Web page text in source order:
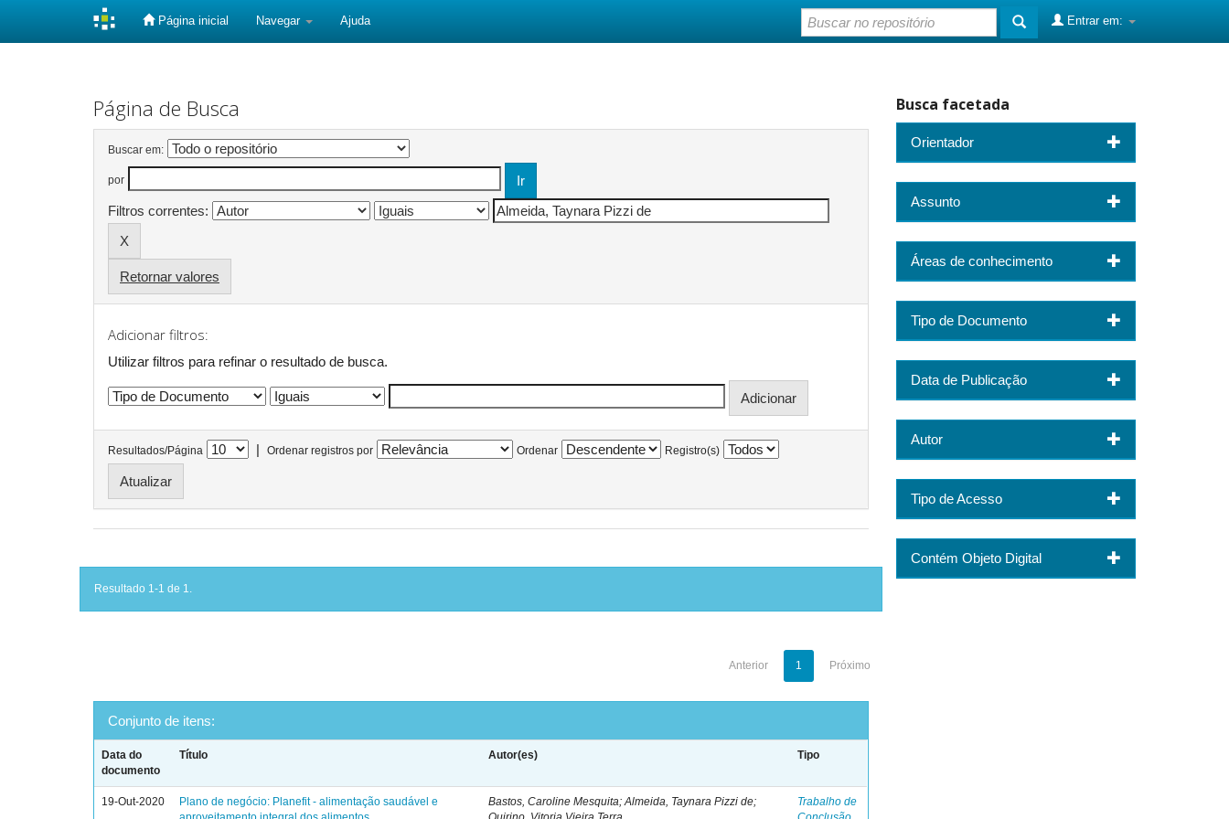
Página inicial Navegar Ajuda Entrar em:
Página de Busca
Buscar em:
por
Filtros correntes:
Retornar valores
Adicionar filtros:
Utilizar filtros para refinar o resultado de busca.
Resultados/Página | Ordenar registros por Ordenar Registro(s)
Resultado 1-1 de 1.
Anterior 1 Próximo
Conjunto de itens:
Data do
documento
Título Autor(es) Tipo
19-Out-2020
Plano de negócio: Planefit - alimentação saudável e
Bastos, Caroline Mesquita; Almeida, Taynara Pizzi de;
Trabalho de
Busca facetada
Orientador
Assunto
Áreas de conhecimento
Tipo de Documento
Data de Publicação
Autor
Tipo de Acesso
Contém Objeto Digital